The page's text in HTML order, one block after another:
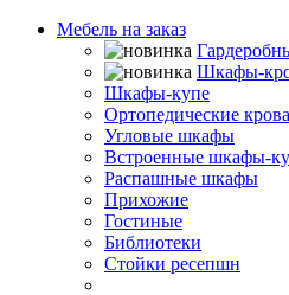
Мебель на заказ
Шкафы-
Шкафы-купе
Ортопедические
Угловые шкафы
Встроенные шкафы-
Распашные шкафы
Прихожие
Гостиные
Библиотеки
Стойки ресепшн